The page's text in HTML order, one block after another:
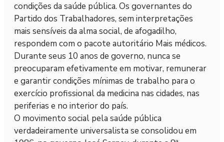
condições da saúde pública. Os governantes do
Partido dos Trabalhadores, sem interpretações
mais sensíveis da alma social, de afogadilho,
respondem com o pacote autoritário Mais médicos.
Durante seus 10 anos de governo, nunca se
preocuparam efetivamente em motivar, remunerar
e garantir condições mínimas de trabalho para o
exercício profissional da medicina nas cidades, nas
periferias e no interior do país.
O movimento social pela saúde pública
verdadeiramente universalista se consolidou em